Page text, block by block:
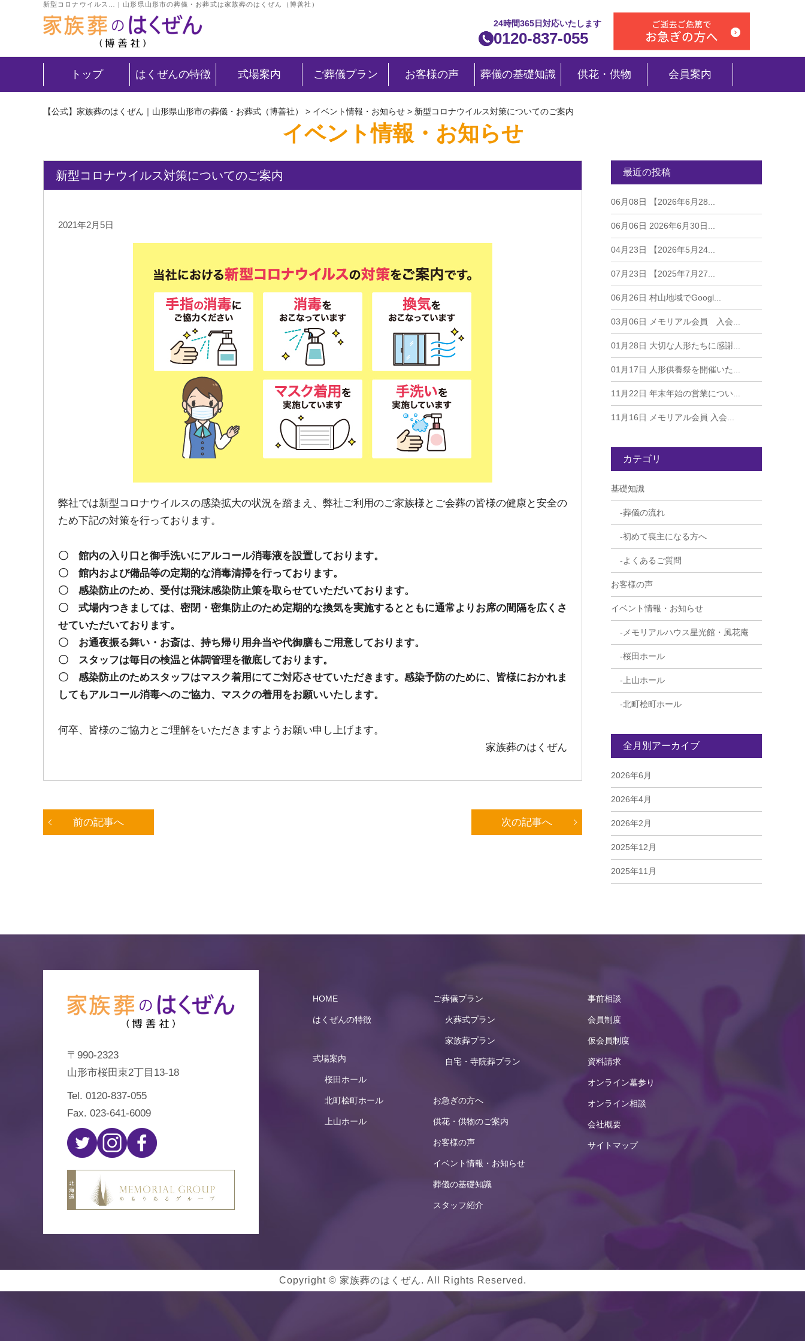
新型コロナウイルス… | 山形県山形市の葬儀・お葬式は家族葬のはくぜん（博善社）
24時間365日対応いたします
0120-837-055
トップ はくぜんの特徴 式場案内 ご葬儀プラン お客様の声 葬儀の基礎知識 供花・供物 会員案内
【公式】家族葬のはくぜん｜山形県山形市の葬儀・お葬式（博善社） > イベント情報・お知らせ > 新型コロナウイルス対策についてのご案内
イベント情報・お知らせ
新型コロナウイルス対策についてのご案内
2021年2月5日
弊社では新型コロナウイルスの感染拡大の状況を踏まえ、弊社ご利用のご家族様とご会葬の皆様の健康と安全の
ため下記の対策を行っております。
〇 館内の入り口と御手洗いにアルコール消毒液を設置しております。
〇 館内および備品等の定期的な消毒清掃を行っております。
〇 感染防止のため、受付は飛沫感染防止策を取らせていただいております。
〇 式場内つきましては、密閉・密集防止のため定期的な換気を実施するとともに通常よりお席の間隔を広くさ
せていただいております。
〇 お通夜振る舞い・お斎は、持ち帰り用弁当や代御膳もご用意しております。
〇 スタッフは毎日の検温と体調管理を徹底しております。
〇 感染防止のためスタッフはマスク着用にてご対応させていただきます。感染予防のために、皆様におかれま
してもアルコール消毒へのご協力、マスクの着用をお願いいたします。
何卒、皆様のご協力とご理解をいただきますようお願い申し上げます。
家族葬のはくぜん
前の記事へ 次の記事へ
最近の投稿
06月08日 【2026年6月28...
06月06日 2026年6月30日...
04月23日 【2026年5月24...
07月23日 【2025年7月27...
06月26日 村山地域でGoogl...
03月06日 メモリアル会員 入会...
01月28日 大切な人形たちに感謝...
01月17日 人形供養祭を開催いた...
11月22日 年末年始の営業につい...
11月16日 メモリアル会員 入会...
カテゴリ
基礎知識
葬儀の流れ
初めて喪主になる方へ
よくあるご質問
お客様の声
イベント情報・お知らせ
メモリアルハウス星光館・風花庵
桜田ホール
上山ホール
北町桧町ホール
全月別アーカイブ
2026年6月
2026年4月
2026年2月
2025年12月
2025年11月
2025年5月
2025年4月
2025年3月
2025年2月
2025年1月
〒990-2323
山形市桜田東2丁目13-18
Tel. 0120-837-055
Fax. 023-641-6009
HOME
はくぜんの特徴
式場案内
桜田ホール
北町桧町ホール
上山ホール
ご葬儀プラン
火葬式プラン
家族葬プラン
自宅・寺院葬プラン
お急ぎの方へ
供花・供物のご案内
お客様の声
イベント情報・お知らせ
葬儀の基礎知識
スタッフ紹介
事前相談
会員制度
仮会員制度
資料請求
オンライン墓参り
オンライン相談
会社概要
サイトマップ
Copyright © 家族葬のはくぜん. All Rights Reserved.